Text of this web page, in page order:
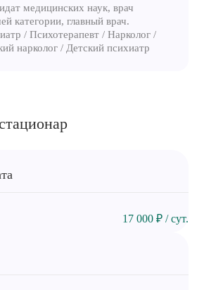
медицинских наук, врач
категории, главный врач.
/ Психотерапевт / Нарколог /
нарколог / Детский психиатр
17 000 ₽ / сут.